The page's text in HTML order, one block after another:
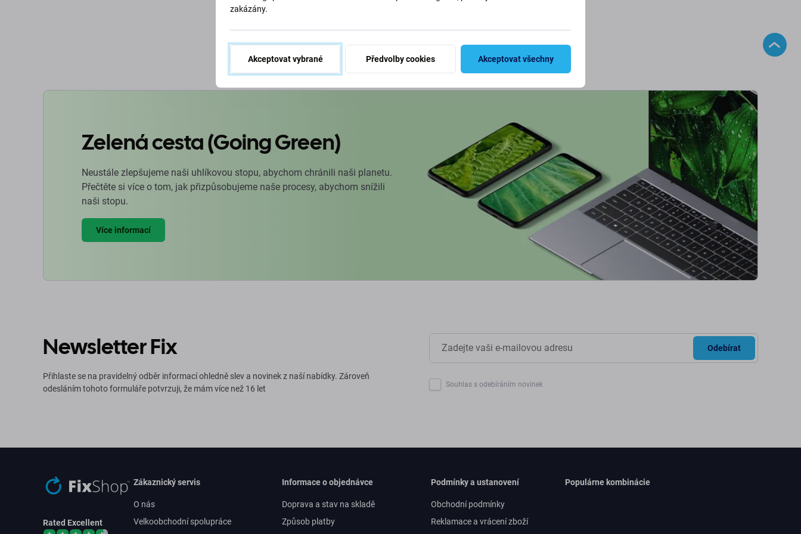
Zelená cesta (Going Green)
Neustále zlepšujeme naši uhlíkovou stopu, abychom chránili naši planetu.
Přečtěte si více o tom, jak přizpůsobujeme naše procesy, abychom snížili
naši stopu.
Více informací
Newsletter Fix
Přihlaste se na pravidelný odběr informací ohledně slev a novinek z naší nabídky. Zároveň
odesláním tohoto formuláře potvrzuji, že mám více než 16 let
Odebírat
Souhlas s odebíráním novinek
Rated Excellent
Zákaznický servis
O nás
Velkoobchodní spolupráce
Informace o objednávce
Doprava a stav na skladě
Způsob platby
Podmínky a ustanovení
Obchodní podmínky
Reklamace a vrácení zboží
Populárne kombinácie
zakázány.
Akceptovat vybrané Předvolby cookies Akceptovat všechny